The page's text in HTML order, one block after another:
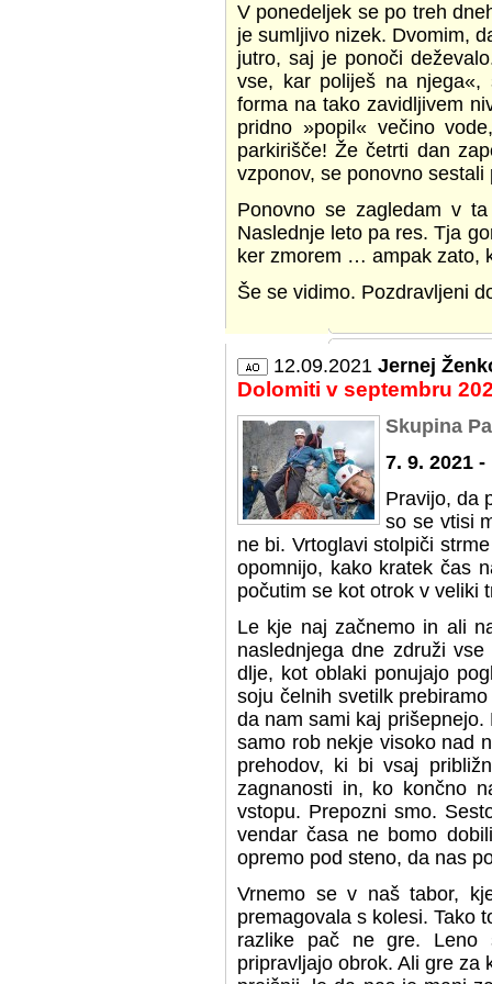
V ponedeljek se po treh
je sumljivo nizek. Dvomim,
jutro, saj je ponoči
vse, kar poliješ na njega«,
forma na tako zavidljivem
pridno »popil« večino
parkirišče! Že četrti dan
vzponov, se ponovno
Ponovno se zagledam v
Naslednje leto pa res. Tja
ker zmorem … ampak zato,
Še se vidimo. Pozdravljeni
12.09.2021 Jernej
Dolomiti v septembru
Skupina
7. 9. 2021 -
Pravijo, da
so se vtisi
ne bi. Vrtoglavi stolpiči
opomnijo, kako kratek čas
počutim se kot otrok v veliki
Le kje naj začnemo in ali
naslednjega dne združi
dlje, kot oblaki ponujajo
soju čelnih svetilk
da nam sami kaj
samo rob nekje visoko nad
prehodov, ki bi vsaj
zagnanosti in, ko končno
vstopu. Prepozni smo.
vendar časa ne bomo
opremo pod steno, da nas
Vrnemo se v naš tabor,
premagovala s kolesi. Tako
razlike pač ne gre. Leno
pripravljajo obrok. Ali gre za